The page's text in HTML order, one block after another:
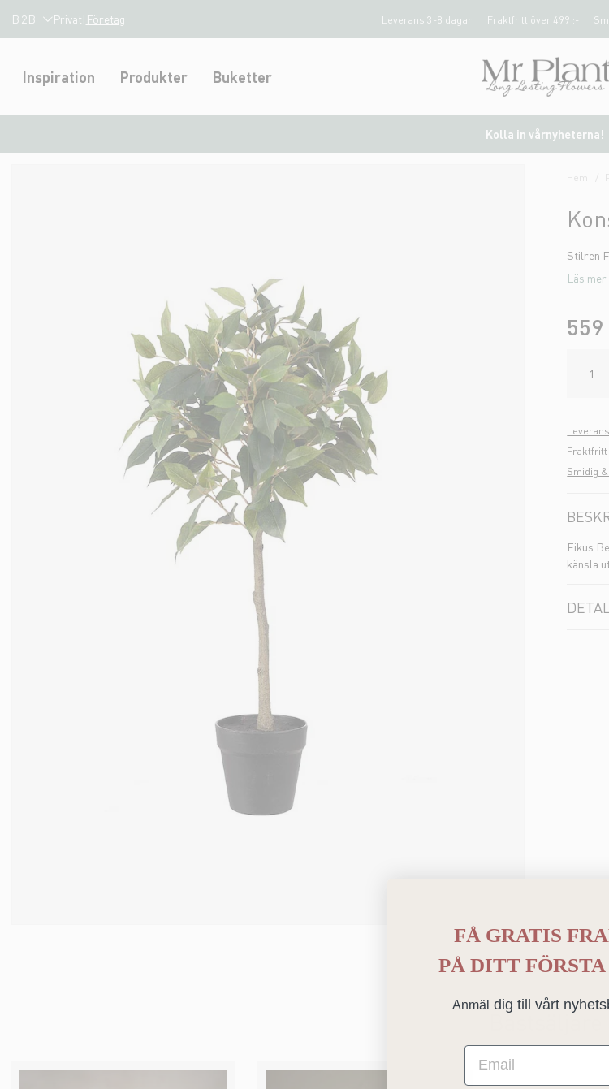
B2B Privat| Företag Leverans 3-8 dagar Fraktfritt över 499 :-
Inspiration Produkter Buketter
Kolla in vårnyheterna!
Hem
Stilren
Läs mer
Fraktfritt
Smidig
Fikus
känsla
Bästsäljare
FÅ GRATIS
PÅ DITT FÖRSTA
Anmäl dig till vårt
Email